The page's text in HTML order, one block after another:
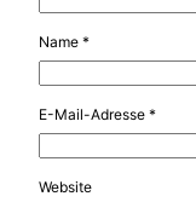
Name *
E-Mail-Adresse *
Website